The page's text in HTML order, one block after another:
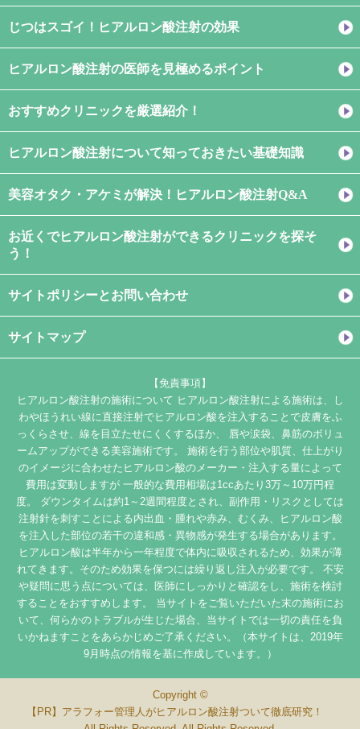
【免責事項】
ヒアルロン酸注射の施術について ヒアルロン酸注射による施術は、し
わやほうれい線に直接注射でヒアルロン酸を注入することで皮膚をふ
っくらさせ、線を目立たせにくくするほか、 唇や涙袋、鼻筋のボリュ
ームアップができる美容施術です。 施術を行う部位や肌質、仕上がり
のイメージに合わせたヒアルロン酸のメーカー・注入する量によって
費用は変動しますが 一般的な費用相場は1ccあたり3万～10万円程
度。 ダウンタイムは約1～2週間程度とされ、副作用・リスクとしては
注射針を刺すことによる内出血・腫れや赤み、むくみ、ヒアルロン酸
を注入した部位の若干の違和感・異物感が発生する場合があります。
ヒアルロン酸は半年から一年程度で体内に吸収されるため、効果が薄
れてきます。そのため効果を保つには繰り返し注入が必要です。 不安
や疑問に思う点については、医師にしっかりと確認をし、施術を検討
することをおすすめします。 当サイトをご覧いただいた末の施術にお
いて、何らかのトラブルが生じた場合、当サイトでは一切の責任を負
いかねますことをあらかじめご了承ください。（本サイトは、2019年
9月時点の情報を基に作成しています。）
じつはスゴイ！ヒアルロン酸注射の効果
ヒアルロン酸注射の医師を見極めるポイント
おすすめクリニックを厳選紹介！
ヒアルロン酸注射について知っておきたい基礎知識
美容オタク・アケミが解決！ヒアルロン酸注射Q&A
お近くでヒアルロン酸注射ができるクリニックを探そ
う！
サイトポリシーとお問い合わせ
サイトマップ
Copyright ©
アラフォー管理人がヒアルロン酸注射ついて徹底研究！